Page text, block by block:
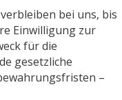
bei uns, bis
Einwilligung zur
für die
gesetzliche
–